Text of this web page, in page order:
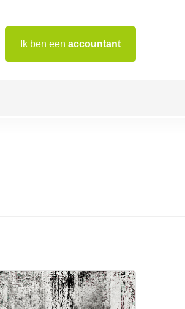
Ik ben een accountant